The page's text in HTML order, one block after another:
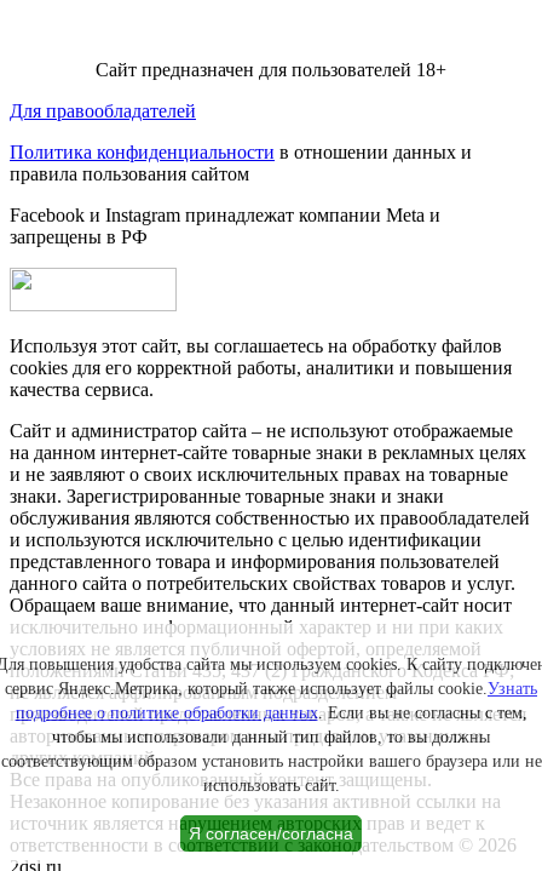
Сайт предназначен для пользователей 18+
Для правообладателей
Политика конфиденциальности в отношении данных и
правила пользования сайтом
Facebook и Instagram принадлежат компании Metа и
запрещены в РФ
Используя этот сайт, вы соглашаетесь на обработку файлов
cookies для его корректной работы, аналитики и повышения
качества сервиса.
Сайт и администратор сайта – не используют отображаемые
на данном интернет-сайте товарные знаки в рекламных целях
и не заявляют о своих исключительных правах на товарные
знаки. Зарегистрированные товарные знаки и знаки
обслуживания являются собственностью их правообладателей
и используются исключительно с целью идентификации
представленного товара и информирования пользователей
данного сайта о потребительских свойствах товаров и услуг.
Обращаем ваше внимание, что данный интернет-сайт носит
исключительно информационный характер и ни при каких
условиях не является публичной офертой, определяемой
положениями Статьи 435, 437 (2) Гражданского Кодекса РФ;
не является аффилированным подразделением
производителей представленных товаров, а также не является
авторизованным партнером или продавцом указанных и
других компаний.
Все права на опубликованный контент защищены.
Незаконное копирование без указания активной ссылки на
источник является нарушением авторских прав и ведет к
ответственности в соответствии с законодательством © 2026
повышения удобства сайта мы используем cookies. К сайту
сервис Яндекс.Метрика, который также использует файлы cookie.Узнать
подробнее о политике обработки данных. Если вы не согласны с тем,
чтобы мы использовали данный тип файлов, то вы должны
соответствующим образом установить настройки вашего браузера или не
использовать сайт.
Я согласен/согласна